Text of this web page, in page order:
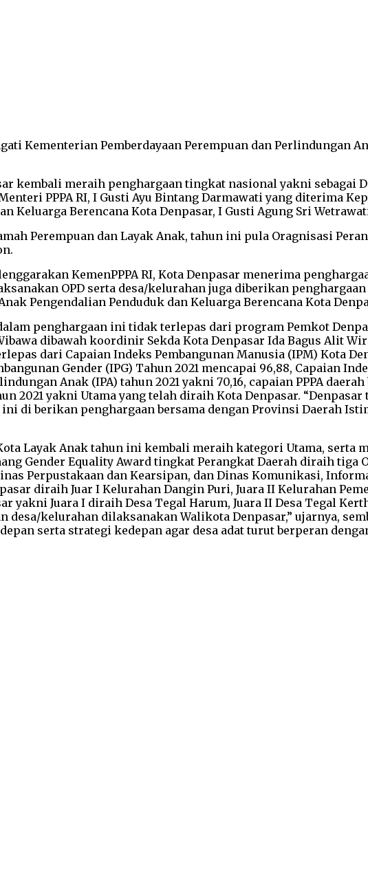
Kementerian Pemberdayaan Perempuan dan Perlindungan
kembali meraih penghargaan tingkat nasional yakni sebagai
PPPA RI, I Gusti Ayu Bintang Darmawati yang diterima
Keluarga Berencana Kota Denpasar, I Gusti Agung Sri
Perempuan dan Layak Anak, tahun ini pula Oragnisasi
KemenPPPA RI, Kota Denpasar menerima
OPD serta desa/kelurahan juga diberikan penghargaan
Pengendalian Penduduk dan Keluarga Berencana Kota
penghargaan ini tidak terlepas dari program Pemkot
dibawah koordinir Sekda Kota Denpasar Ida Bagus Alit
dari Capaian Indeks Pembangunan Manusia (IPM) Kota
Gender (IPG) Tahun 2021 mencapai 96,88, Capaian
Anak (IPA) tahun 2021 yakni 70,16, capaian PPPA
2021 yakni Utama yang telah diraih Kota Denpasar.
di berikan penghargaan bersama dengan Provinsi Daerah
Layak Anak tahun ini kembali meraih kategori Utama, serta
Gender Equality Award tingkat Perangkat Daerah diraih tiga
Perpustakaan dan Kearsipan, dan Dinas Komunikasi,
diraih Juar I Kelurahan Dangin Puri, Juara II Kelurahan
yakni Juara I diraih Desa Tegal Harum, Juara II Desa Tegal
desa/kelurahan dilaksanakan Walikota Denpasar,” ujarnya,
serta strategi kedepan agar desa adat turut berperan